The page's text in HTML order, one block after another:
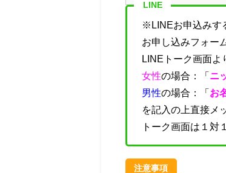
LINE
※LINEお申込みす
お申し込みフォー
LINEトーク画面よ
女性の場合：「 ニ
男性の場合：「 お
を記入の上直接メ
トーク画面は１対
注意事項